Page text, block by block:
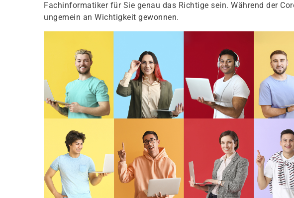
Fachinformatiker für Sie genau das Richtige sein. Während der
ungemein an Wichtigkeit gewonnen.
Datenschutzhinweis